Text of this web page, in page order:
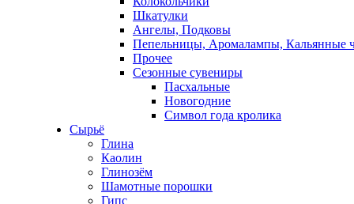
Шкатулки
Ангелы, Подковы
Пепельницы, Аромалампы, Кальянные
Прочее
Сезонные сувениры
Пасхальные
Новогодние
Символ года кролика
Сырьё
Глина
Каолин
Глинозём
Шамотные порошки
Гипс